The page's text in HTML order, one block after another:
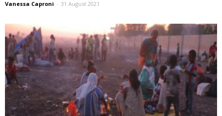
Vanessa Caproni - 31 August 2021